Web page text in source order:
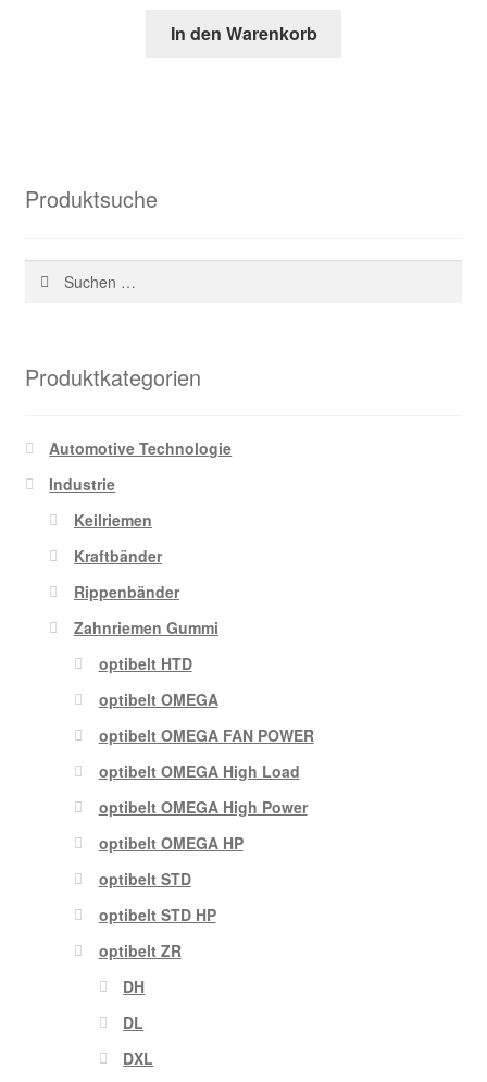
war:
ist:
In den Warenkorb
Produktsuche
Suchen
Produktkategorien
Automotive Technologie
Industrie
Keilriemen
Kraftbänder
Rippenbänder
Zahnriemen Gummi
optibelt HTD
optibelt OMEGA
optibelt OMEGA FAN POWER
optibelt OMEGA High Load
optibelt OMEGA High Power
optibelt OMEGA HP
optibelt STD
optibelt STD HP
optibelt ZR
DH
DL
DXL